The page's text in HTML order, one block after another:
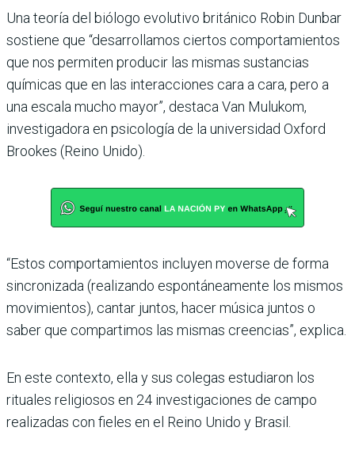
Una teoría del biólogo evolutivo británico Robin Dunbar
sostiene que “desarrollamos ciertos comportamientos
que nos permiten producir las mismas sustancias
químicas que en las interacciones cara a cara, pero a
una escala mucho mayor”, destaca Van Mulukom,
investigadora en psicología de la universidad Oxford
Brookes (Reino Unido).
“Estos comportamientos incluyen moverse de forma
sincronizada (realizando espontáneamente los mismos
movimientos), cantar juntos, hacer música juntos o
saber que compartimos las mismas creencias”, explica.
En este contexto, ella y sus colegas estudiaron los
rituales religiosos en 24 investigaciones de campo
realizadas con fieles en el Reino Unido y Brasil.